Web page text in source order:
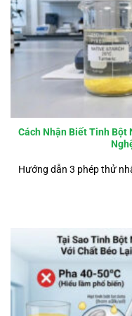
Cách Nhận Biết Tinh Bột
Hướng dẫn 3 phép thử